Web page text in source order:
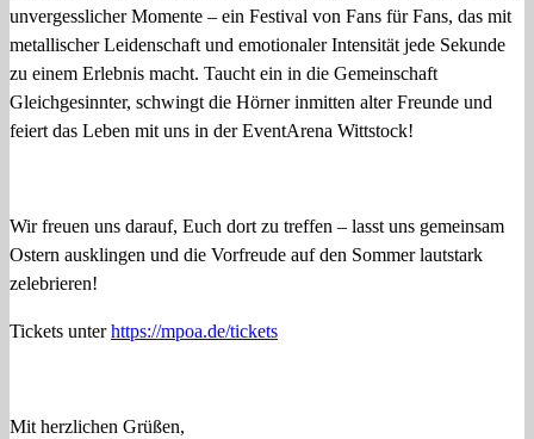
unvergesslicher Momente – ein Festival von Fans für Fans, das mit
metallischer Leidenschaft und emotionaler Intensität jede Sekunde
zu einem Erlebnis macht. Taucht ein in die Gemeinschaft
Gleichgesinnter, schwingt die Hörner inmitten alter Freunde und
feiert das Leben mit uns in der EventArena Wittstock!
Wir freuen uns darauf, Euch dort zu treffen – lasst uns gemeinsam
Ostern ausklingen und die Vorfreude auf den Sommer lautstark
zelebrieren!
Tickets unterhttps://mpoa.de/tickets
Mit herzlichen Grüßen,